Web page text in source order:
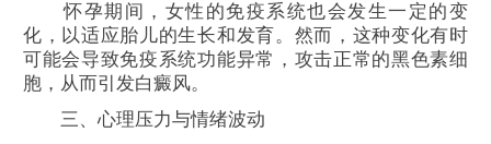
怀孕期间，女性的免疫系统也会发生一定的变
化，以适应胎儿的生长和发育。然而，这种变化有时
可能会导致免疫系统功能异常，攻击正常的黑色素细
胞，从而引发白癜风。
三、心理压力与情绪波动